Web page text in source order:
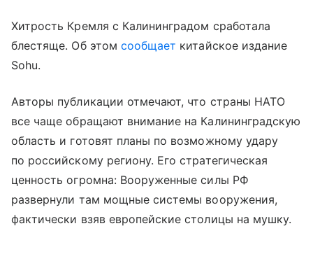
Хитрость Кремля с Калининградом сработала
блестяще. Об этом сообщает китайское издание
Sohu.
Авторы публикации отмечают, что страны НАТО
все чаще обращают внимание на Калининградскую
область и готовят планы по возможному удару
по российскому региону. Его стратегическая
ценность огромна: Вооруженные силы РФ
развернули там мощные системы вооружения,
фактически взяв европейские столицы на мушку.